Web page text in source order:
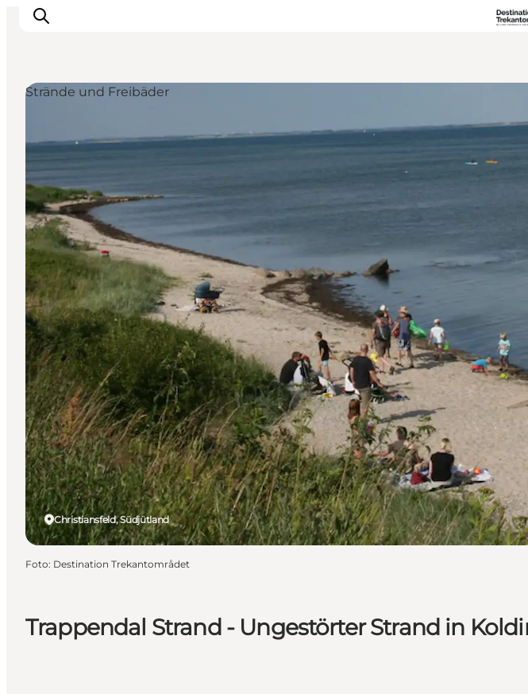
LEGOLAND® Billund Resort
Städte
Erlebnisse
Unterkünfte
Reiseplanung
Tickets
Trappendal Strand - Ungestörter Strand in
Christiansfeld, Südjütland
Strände und Freibäder
Foto: Destination Trekantområdet